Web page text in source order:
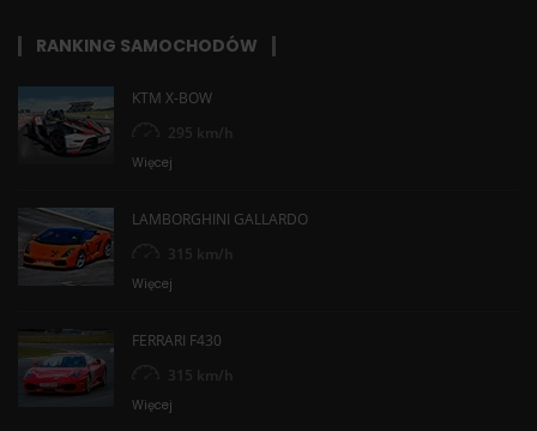
RANKING SAMOCHODÓW
KTM X-BOW
295 km/h
Więcej
LAMBORGHINI GALLARDO
315 km/h
Więcej
FERRARI F430
315 km/h
Więcej